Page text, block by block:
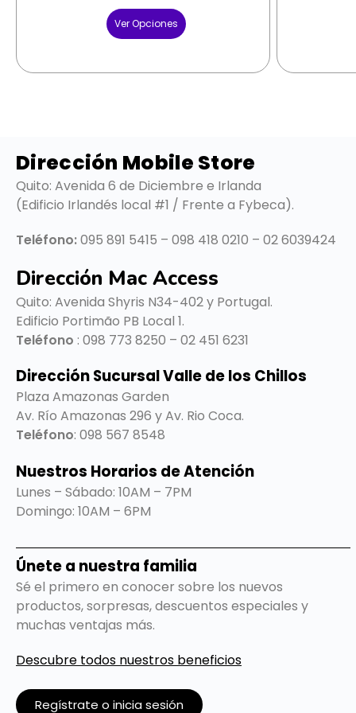
Ver Opciones
Dirección Mobile Store
Quito: Avenida 6 de Diciembre e Irlanda
(Edificio Irlandés local #1 / Frente a Fybeca).
Teléfono:095 891 5415 – 098 418 0210 – 02 6039424
Dirección Mac Access
Quito: Avenida Shyris N34-402 y Portugal.
Edificio Portimão PB Local 1.
Teléfono : 098 773 8250 – 02 451 6231
Dirección Sucursal Valle de los Chillos
Plaza Amazonas Garden
Av. Río Amazonas 296 y Av. Rio Coca.
Teléfono: 098 567 8548
Nuestros Horarios de Atención
Lunes – Sábado: 10AM – 7PM
Domingo: 10AM – 6PM
Únete a nuestra familia
Sé el primero en conocer sobre los nuevos
productos, sorpresas, descuentos especiales y
muchas ventajas más.
Descubre todos nuestros beneficios
Regístrate o inicia sesión